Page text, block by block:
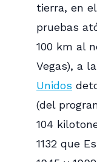
tierra, en
pruebas
100 km al
Vegas), a
Unidos
(del
104
1132 que